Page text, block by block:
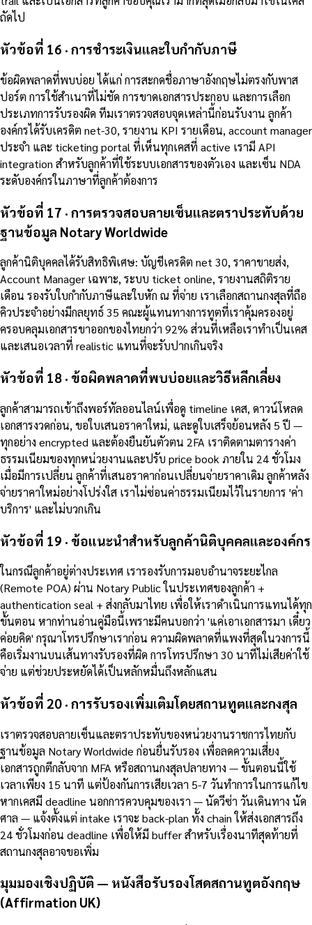
ถัดไป
หัวข้อที่ 16 · การชำระเงินและใบกำกับภาษี
ข้อผิดพลาดที่พบบ่อย ได้แก่ การสะกดชื่อภาษาอังกฤษไม่ตรงกับพาส
ปอร์ต การใช้สำเนาที่ไม่ชัด การขาดเอกสารประกอบ และการเลือก
ประเภทการรับรองผิด ทีมเราตรวจสอบจุดเหล่านี้ก่อนรับงาน ลูกค้า
องค์กรได้รับเครดิต net-30, รายงาน KPI รายเดือน, account manager
ประจำ และ ticketing portal ที่เห็นทุกเคสที่ active เรามี API
integration สำหรับลูกค้าที่ใช้ระบบเอกสารของตัวเอง และเซ็น NDA
ระดับองค์กรในภาษาที่ลูกค้าต้องการ
หัวข้อที่ 17 · การตรวจสอบลายเซ็นและตราประทับด้วย
ฐานข้อมูล Notary Worldwide
ลูกค้านิติบุคคลได้รับสิทธิพิเศษ: บัญชีเครดิต net 30, ราคาขายส่ง,
Account Manager เฉพาะ, ระบบ ticket online, รายงานสถิติราย
เดือน รองรับใบกำกับภาษีและใบหัก ณ ที่จ่าย เราเลือกสถานกงสุลที่ถือ
คิวประจำอย่างมีกลยุทธ์ 35 คณะผู้แทนทางการทูตที่เราคุ้มครองอยู่
ครอบคลุมเอกสารขาออกของไทยกว่า 92% ส่วนที่เหลือเราทำเป็นเคส
และเสนอเวลาที่ realistic แทนที่จะรับปากเกินจริง
หัวข้อที่ 18 · ข้อผิดพลาดที่พบบ่อยและวิธีหลีกเลี่ยง
ลูกค้าสามารถเข้าถึงพอร์ทัลออนไลน์เพื่อดู timeline เคส, ดาวน์โหลด
เอกสารงวดก่อน, ขอใบเสนอราคาใหม่, และดูใบเสร็จย้อนหลัง 5 ปี —
ทุกอย่าง encrypted และต้องยืนยันตัวตน 2FA เราติดตามตารางค่า
ธรรมเนียมของทุกหน่วยงานและปรับ price book ภายใน 24 ชั่วโมง
เมื่อมีการเปลี่ยน ลูกค้าที่เสนอราคาก่อนเปลี่ยนจ่ายราคาเดิม ลูกค้าหลัง
จ่ายราคาใหม่อย่างโปร่งใส เราไม่ซ่อนค่าธรรมเนียมไว้ในรายการ 'ค่า
บริการ' และไม่บวกเกิน
หัวข้อที่ 19 · ข้อแนะนำสำหรับลูกค้านิติบุคคลและองค์กร
ในกรณีลูกค้าอยู่ต่างประเทศ เรารองรับการมอบอำนาจระยะไกล
(Remote POA) ผ่าน Notary Public ในประเทศของลูกค้า +
authentication seal + ส่งกลับมาไทย เพื่อให้เราดำเนินการแทนได้ทุก
ขั้นตอน หากท่านอ่านคู่มือนี้เพราะมีคนบอกว่า 'แค่เอาเอกสารมา เดี๋ยว
ค่อยคิด' กรุณาโทรปรึกษาเราก่อน ความผิดพลาดที่แพงที่สุดในวงการนี้
คือเริ่มงานบนเส้นทางรับรองที่ผิด การโทรปรึกษา 30 นาทีไม่เสียค่าใช้
จ่าย แต่ช่วยประหยัดได้เป็นหลักหมื่นถึงหลักแสน
หัวข้อที่ 20 · การรับรองเพิ่มเติมโดยสถานทูตและกงสุล
เราตรวจสอบลายเซ็นและตราประทับของหน่วยงานราชการไทยกับ
ฐานข้อมูล Notary Worldwide ก่อนยื่นรับรอง เพื่อลดความเสี่ยง
เอกสารถูกตีกลับจาก MFA หรือสถานกงสุลปลายทาง — ขั้นตอนนี้ใช้
เวลาเพียง 15 นาที แต่ป้องกันการเสียเวลา 5-7 วันทำการในการแก้ไข
หากเคสมี deadline นอกการควบคุมของเรา — นัดวีซ่า วันเดินทาง นัด
ศาล — แจ้งตั้งแต่ intake เราจะ back-plan ทั้ง chain ให้ส่งเอกสารถึง
24 ชั่วโมงก่อน deadline เพื่อให้มี buffer สำหรับเรื่องนาทีสุดท้ายที่
สถานกงสุลอาจขอเพิ่ม
มุมมองเชิงปฏิบัติ — หนังสือรับรองโสดสถานทูตอังกฤษ
(Affirmation UK)